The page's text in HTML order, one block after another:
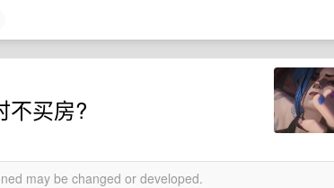
不买房?
may be changed or developed.